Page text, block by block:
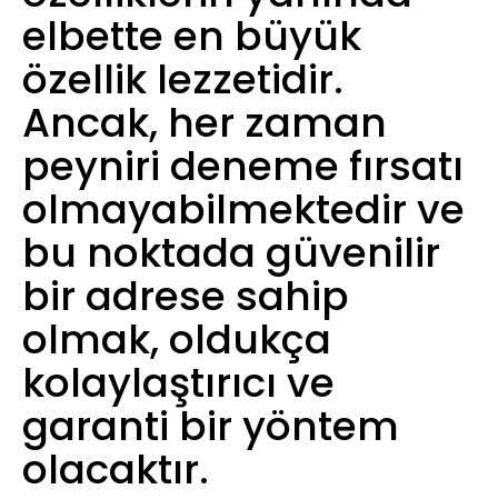
elbette en büyük
özellik lezzetidir.
Ancak, her zaman
peyniri deneme fırsatı
olmayabilmektedir ve
bu noktada güvenilir
bir adrese sahip
olmak, oldukça
kolaylaştırıcı ve
garanti bir yöntem
olacaktır.